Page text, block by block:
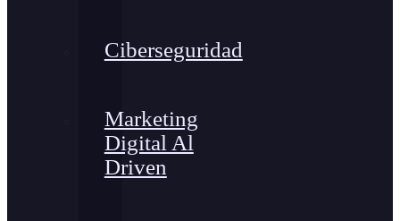
Ciberseguridad
Marketing
Digital Al
Driven